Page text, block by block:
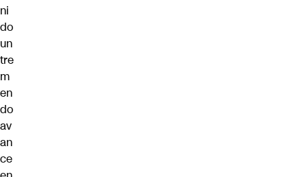
ni
do
un
tre
m
en
do
av
an
ce